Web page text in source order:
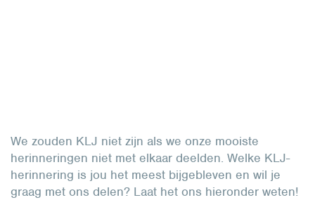
We zouden KLJ niet zijn als we onze mooiste
herinneringen niet met elkaar deelden. Welke KLJ-
herinnering is jou het meest bijgebleven en wil je
graag met ons delen? Laat het ons hieronder weten!